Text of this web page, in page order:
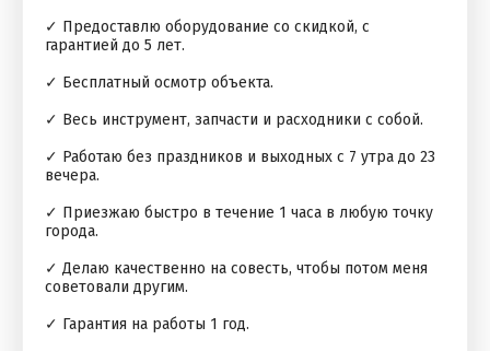
✓ Предоставлю оборудование со скидкой, с
гарантией до 5 лет.
✓ Бесплатный осмотр объекта.
✓ Весь инструмент, запчасти и расходники с собой.
✓ Работаю без праздников и выходных с 7 утра до 23
вечера.
✓ Приезжаю быстро в течение 1 часа в любую точку
города.
✓ Делаю качественно на совесть, чтобы потом меня
советовали другим.
✓ Гарантия на работы 1 год.